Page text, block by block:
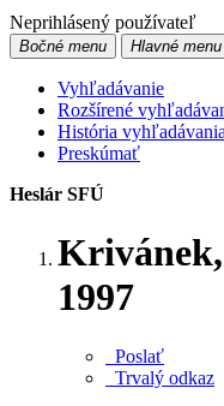
Neprihlásený používateľ
Bočné menu Hlavné menu
Vyhľadávanie
Rozšírené
História vyhľadávania
Preskúmať
Heslár SFÚ
1997
Poslať
Trvalý odkaz